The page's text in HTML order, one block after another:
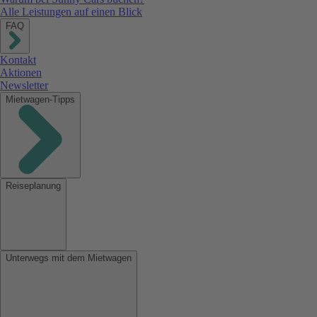
Alle Leistungen auf einen Blick
FAQ
Kontakt
Aktionen
Newsletter
Mietwagen-Tipps
Reiseplanung
Unterwegs mit dem Mietwagen